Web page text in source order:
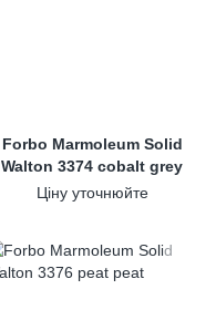
Forbo Marmoleum Solid
Walton 3374 cobalt grey
Ціну уточнюйте